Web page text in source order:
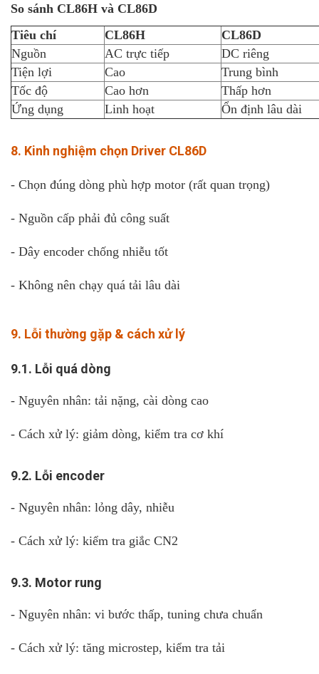
So sánh CL86H và CL86D
Tiêu chí
CL86H
CL86D
Nguồn
AC trực tiếp
DC riêng
Tiện lợi
Cao
Trung bình
Tốc độ
Cao hơn
Thấp hơn
Ứng dụng
Linh hoạt Ổn định lâu dài
8. Kinh nghiệm chọn Driver CL86D
- Chọn đúng dòng phù hợp motor (rất quan trọng)
- Nguồn cấp phải đủ công suất
- Dây encoder chống nhiễu tốt
- Không nên chạy quá tải lâu dài
9. Lỗi thường gặp & cách xử lý
9.1. Lỗi quá dòng
- Nguyên nhân: tải nặng, cài dòng cao
- Cách xử lý: giảm dòng, kiểm tra cơ khí
9.2. Lỗi encoder
- Nguyên nhân: lỏng dây, nhiễu
- Cách xử lý: kiểm tra giắc CN2
9.3. Motor rung
- Nguyên nhân: vi bước thấp, tuning chưa chuẩn
- Cách xử lý: tăng microstep, kiểm tra tải